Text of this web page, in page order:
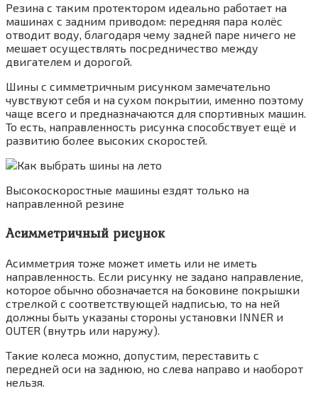
Резина с таким протектором идеально работает на
машинах с задним приводом: передняя пара колёс
отводит воду, благодаря чему задней паре ничего не
мешает осуществлять посредничество между
двигателем и дорогой.
Шины с симметричным рисунком замечательно
чувствуют себя и на сухом покрытии, именно поэтому
чаще всего и предназначаются для спортивных машин.
То есть, направленность рисунка способствует ещё и
развитию более высоких скоростей.
Высокоскоростные машины ездят только на
направленной резине
Асимметричный рисунок
Асимметрия тоже может иметь или не иметь
направленность. Если рисунку не задано направление,
которое обычно обозначается на боковине покрышки
стрелкой с соответствующей надписью, то на ней
должны быть указаны стороны установки INNER и
OUTER (внутрь или наружу).
Такие колеса можно, допустим, переставить с
передней оси на заднюю, но слева направо и наоборот
нельзя.